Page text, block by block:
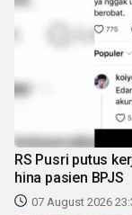
RS Pusri putus
hina pasien BPJS
07 August 2026